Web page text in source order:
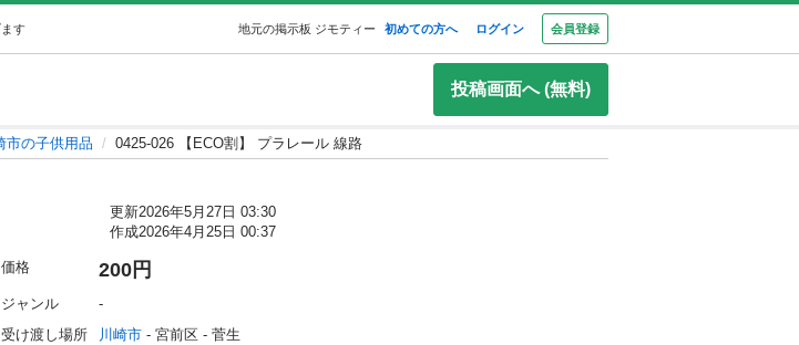
す 地元の掲示板 ジモティー 初めての方へ ログイン 会員登録
投稿画面へ (無料)
市の子供用品 0425-026 【ECO割】 プラレール 線路
更新2026年5月27日 03:30
作成2026年4月25日 00:37
価格 200円
ジャンル
-
受け渡し場所
川崎市 - 宮前区 - 菅生